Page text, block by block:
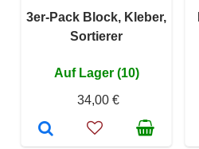
3er-Pack Block, Kleber,
Sortierer
Auf Lager (10)
34,00 €